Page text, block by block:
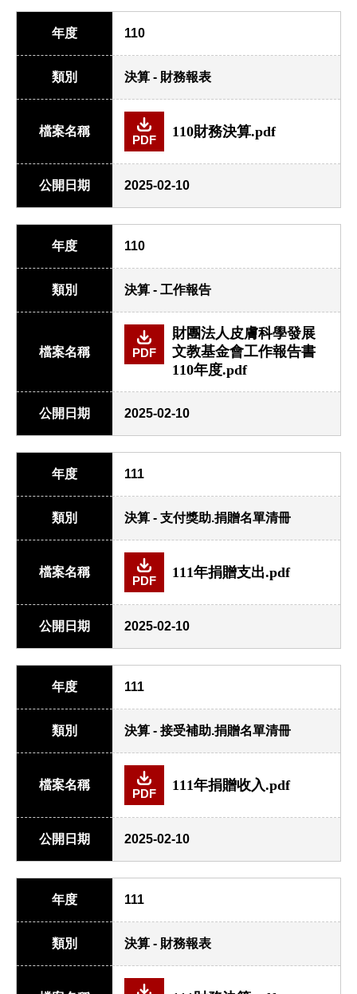
年度 110
類別 決算 - 財務報表
檔案名稱
PDF
110財務決算.pdf
公開日期 2025-02-10
年度 110
類別 決算 - 工作報告
檔案名稱 PDF
財團法人皮膚科學發展
文教基金會工作報告書
110年度.pdf
公開日期 2025-02-10
年度 111
類別 決算 - 支付獎助.捐贈名單清冊
檔案名稱
PDF
111年捐贈支出.pdf
公開日期 2025-02-10
年度 111
類別 決算 - 接受補助.捐贈名單清冊
檔案名稱
PDF
111年捐贈收入.pdf
公開日期 2025-02-10
年度 111
類別 決算 - 財務報表